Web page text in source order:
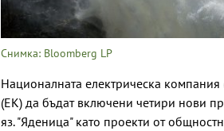
Снимка: Bloomberg LP
Националната електрическа
(ЕК) да бъдат включени четири нови
яз. "Яденица" като проекти от